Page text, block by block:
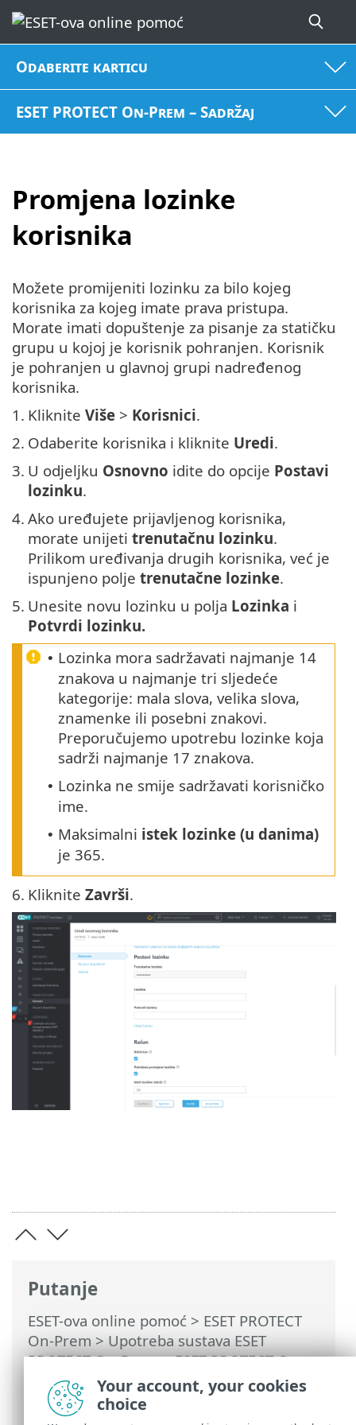
Odaberite karticu
ESET PROTECT On-Prem – Sadržaj
Promjena lozinke
korisnika
Putanje
ESET-ova online pomoć > ESET PROTECT
On-Prem > Upotreba sustava ESET
PROTECT On-Prem>ESET PROTECT On-
Prem Glavni izbornik>Više>Prava
pristupa
>Korisnici
> Promjena lozinke
korisnika
Možete promijeniti lozinku za bilo kojeg
korisnika za kojeg imate prava pristupa.
Morate imati dopuštenje za pisanje za statičku
grupu u kojoj je korisnik pohranjen. Korisnik
je pohranjen u glavnoj grupi nadređenog
korisnika.
1. Kliknite Više > Korisnici.
2. Odaberite korisnika i kliknite Uredi.
3. U odjeljku Osnovno idite do opcije Postavi
lozinku.
4. Ako uređujete prijavljenog korisnika,
morate unijeti trenutačnu lozinku.
Prilikom uređivanja drugih korisnika, već je
ispunjeno polje trenutačne lozinke.
5. Unesite novu lozinku u polja Lozinka i
Potvrdi lozinku.
• Lozinka mora sadržavati najmanje 14
znakova u najmanje tri sljedeće
kategorije: mala slova, velika slova,
znamenke ili posebni znakovi.
Preporučujemo upotrebu lozinke koja
sadrži najmanje 17 znakova.
• Lozinka ne smije sadržavati korisničko
ime.
• Maksimalni istek lozinke (u danima)
je 365.
6. Kliknite Završi.
Your account, your cookies
choice